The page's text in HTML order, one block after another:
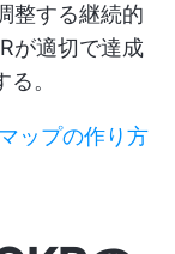
整する継続的
が適切で達成
。
ップの作り方